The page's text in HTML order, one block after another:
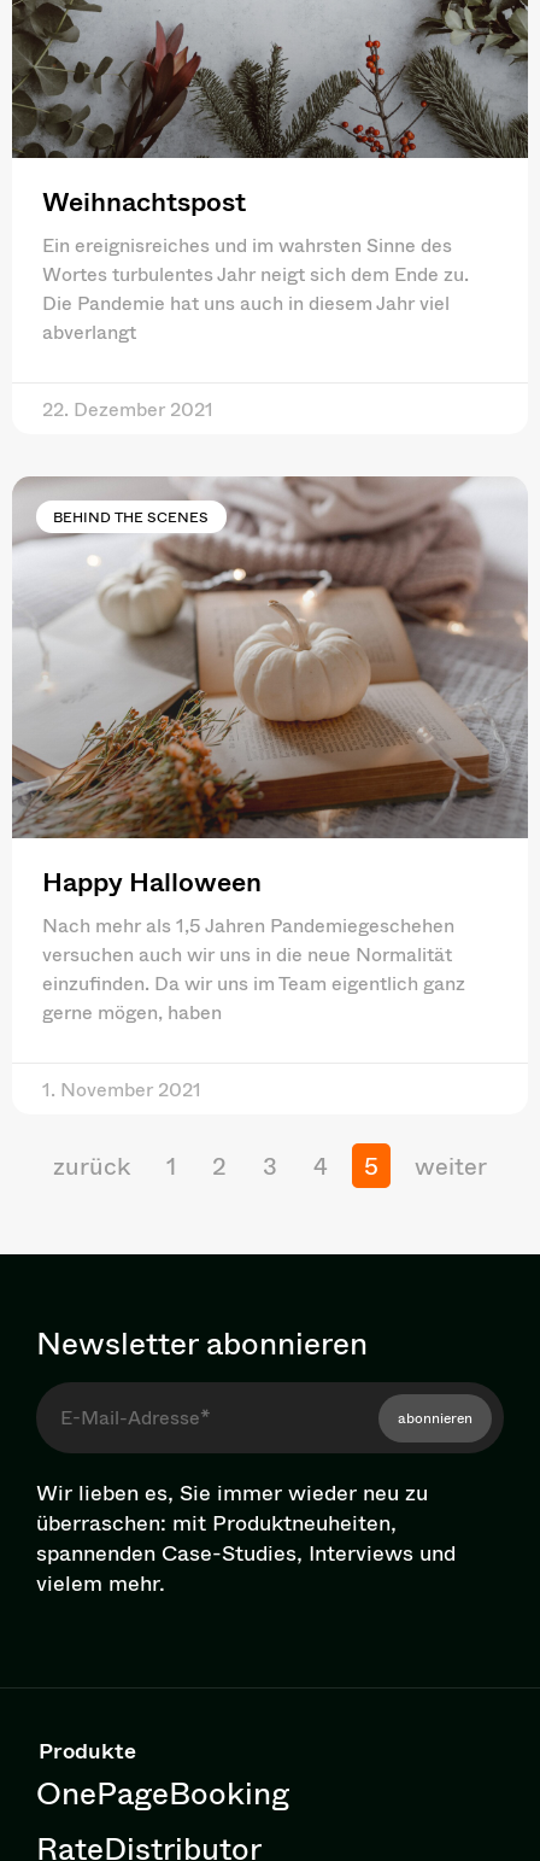
Weihnachtspost
Ein ereignisreiches und im wahrsten Sinne des
Wortes turbulentes Jahr neigt sich dem Ende zu.
Die Pandemie hat uns auch in diesem Jahr viel
abverlangt
22. Dezember 2021
BEHIND THE SCENES
Happy Halloween
Nach mehr als 1,5 Jahren Pandemiegeschehen
versuchen auch wir uns in die neue Normalität
einzufinden. Da wir uns im Team eigentlich ganz
gerne mögen, haben
1. November 2021
zurück 1 2 3 4 5 weiter
Newsletter abonnieren
abonnieren
Wir lieben es, Sie immer wieder neu zu
überraschen: mit Pro­dukt­neu­hei­ten,
spannenden Case-Studies, Interviews und
vielem mehr.
Produkte
OnePageBooking
RateDistributor